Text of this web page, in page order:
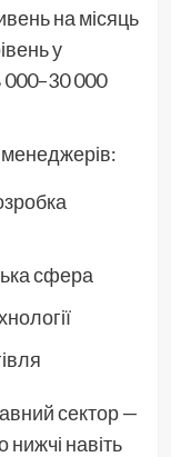
на місяць
у
000–30 000
сфера
сектор —
навіть